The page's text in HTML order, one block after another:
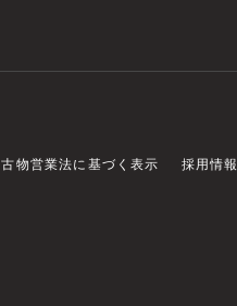
古物営業法に基づく表示 採用情報